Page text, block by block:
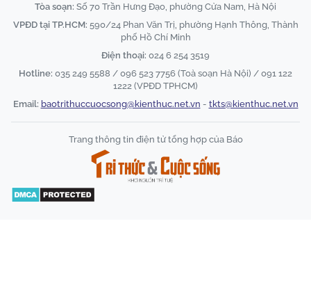
Tòa soạn: Số 70 Trần Hưng Đạo, phường Cửa Nam, Hà Nội
VPĐD tại TP.HCM: 590/24 Phan Văn Trị, phường Hạnh Thông, Thành
phố Hồ Chí Minh
Điện thoại: 024 6 254 3519
Hotline: 035 249 5588 / 096 523 7756 (Toà soạn Hà Nội) / 091 122
1222 (VPĐD TPHCM)
Email: baotrithuccuocsong@kienthuc.net.vn - tkts@kienthuc.net.vn
Trang thông tin điện tử tổng hợp của Báo